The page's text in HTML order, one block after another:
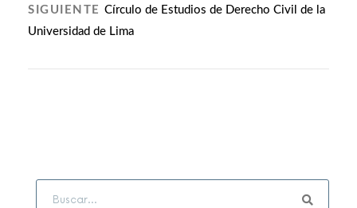
SIGUIENTE Círculo de Estudios de Derecho Civil de la
Universidad de Lima